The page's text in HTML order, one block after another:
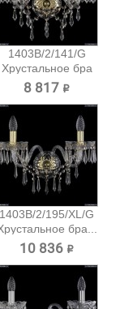
1403B/2/141/G
Хрустальное бра
Bohemia...
8 817 ₽
1403B/2/195/XL/G
бра...
10 836 ₽